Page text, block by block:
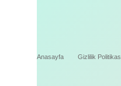
Anasayfa Gizlilik